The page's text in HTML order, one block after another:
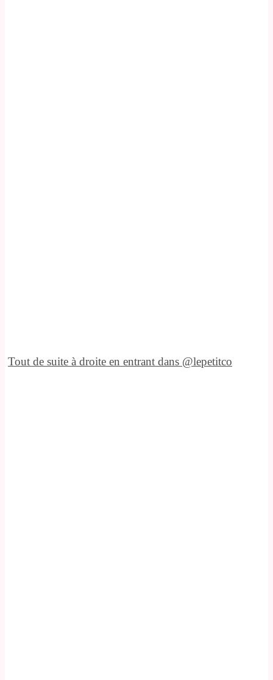
Tout de suite à droite en entrant dans @lepetitco